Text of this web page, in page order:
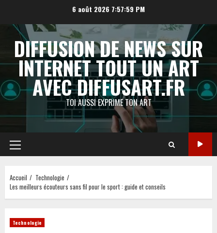
contenu
6 août 2026 7:58:00 PM
DIFFUSION DE NEWS SUR
INTERNET TOUT UN ART
AVEC DIFFUSART.FR
TOI AUSSI EXPRIME TON ART
Menu
principal
Accueil
Technologie
Les meilleurs écouteurs sans fil pour le sport : guide et conseils
Technologie